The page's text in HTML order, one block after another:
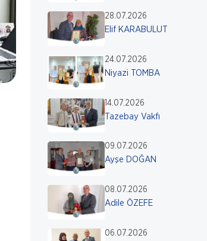
28.07.2026
Elif KARABULUT
24.07.2026
Niyazi TOMBA
14.07.2026
Tazebay Vakfı
09.07.2026
Ayşe DOĞAN
08.07.2026
Adile ÖZEFE
06.07.2026